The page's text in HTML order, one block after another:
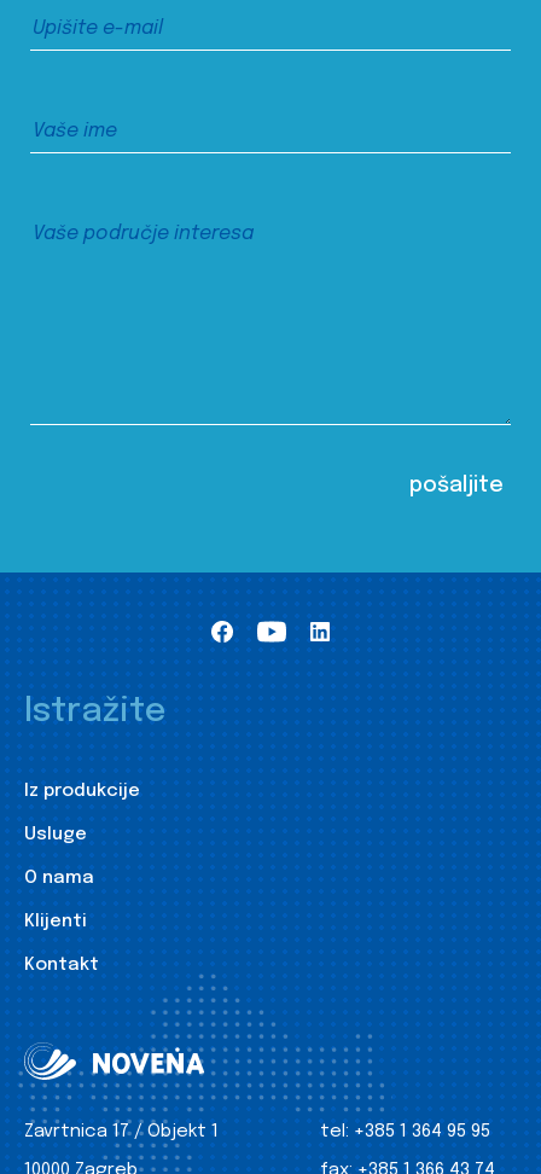
Istražite
Iz produkcije
Usluge
O nama
Klijenti
Kontakt
Zavrtnica 17 / Objekt 1
tel: +385 1 364 95 95